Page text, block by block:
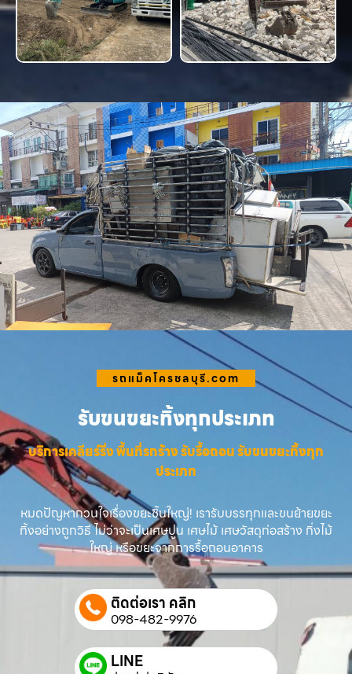
รถแม็คโครชลบุรี.com
รับขนขยะทิ้งทุกประเภท
บริการเคลียร์ริ่ง พื้นที่รกร้าง รับรื้อถอน รับขนขยะทิ้งทุก
ประเภท
หมดปัญหากวนใจเรื่องขยะชิ้นใหญ่! เรารับบรรทุกและขนย้ายขยะ
ทิ้งอย่างถูกวิธี ไม่ว่าจะเป็นเศษปูน เศษไม้ เศษวัสดุก่อสร้าง กิ่งไม้
ใหญ่ หรือขยะจากการรื้อถอนอาคาร
ติดต่อเรา คลิก
098-482-9976
LINE